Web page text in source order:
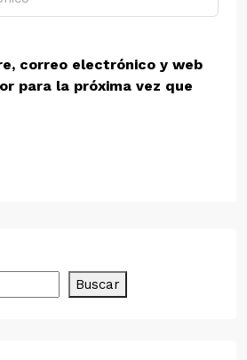
correo electrónico y web
para la próxima vez que
Buscar